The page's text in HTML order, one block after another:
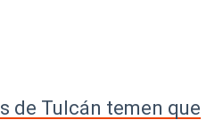
de Tulcán temen que